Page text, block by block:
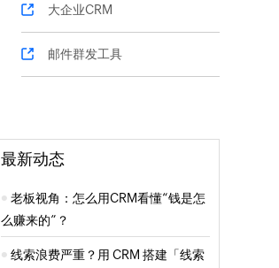
大企业CRM
邮件群发工具
最新动态
老板视角：怎么用CRM看懂“钱是怎
么赚来的”？
线索浪费严重？用 CRM 搭建「线索